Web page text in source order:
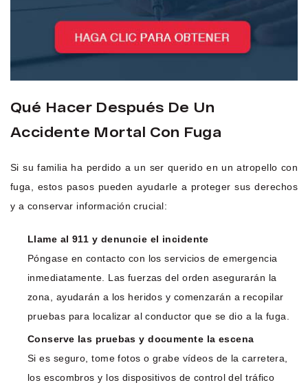
Qué Hacer Después De Un
Accidente Mortal Con Fuga
Si su familia ha perdido a un ser querido en un atropello con
fuga, estos pasos pueden ayudarle a proteger sus derechos
y a conservar información crucial:
Llame al 911 y denuncie el incidente
Póngase en contacto con los servicios de emergencia
inmediatamente. Las fuerzas del orden asegurarán la
zona, ayudarán a los heridos y comenzarán a recopilar
pruebas para localizar al conductor que se dio a la fuga.
Conserve las pruebas y documente la escena
Si es seguro, tome fotos o grabe vídeos de la carretera,
los escombros y los dispositivos de control del tráfico